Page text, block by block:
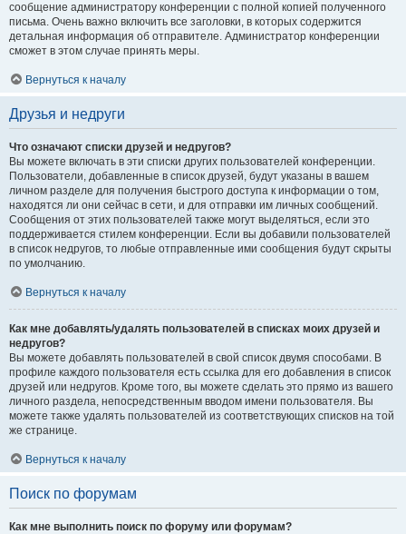
сообщение администратору конференции с полной копией полученного
письма. Очень важно включить все заголовки, в которых содержится
детальная информация об отправителе. Администратор конференции
сможет в этом случае принять меры.
Вернуться к началу
Друзья и недруги
Что означают списки друзей и недругов?
Вы можете включать в эти списки других пользователей конференции.
Пользователи, добавленные в список друзей, будут указаны в вашем
личном разделе для получения быстрого доступа к информации о том,
находятся ли они сейчас в сети, и для отправки им личных сообщений.
Сообщения от этих пользователей также могут выделяться, если это
поддерживается стилем конференции. Если вы добавили пользователей
в список недругов, то любые отправленные ими сообщения будут скрыты
по умолчанию.
Вернуться к началу
Как мне добавлять/удалять пользователей в списках моих друзей и
недругов?
Вы можете добавлять пользователей в свой список двумя способами. В
профиле каждого пользователя есть ссылка для его добавления в список
друзей или недругов. Кроме того, вы можете сделать это прямо из вашего
личного раздела, непосредственным вводом имени пользователя. Вы
можете также удалять пользователей из соответствующих списков на той
же странице.
Вернуться к началу
Поиск по форумам
Как мне выполнить поиск по форуму или форумам?